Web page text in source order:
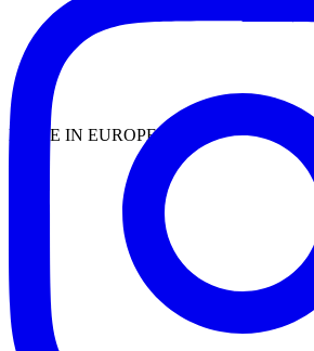
MADE IN EUROPE